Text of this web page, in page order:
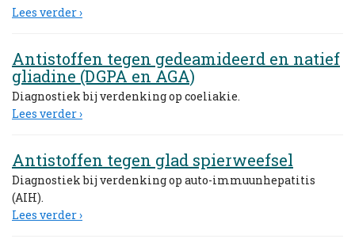
Lees verder ›
Antistoffen tegen gedeamideerd en natief
gliadine (DGPA en AGA)
Diagnostiek bij verdenking op coeliakie.
Lees verder ›
Antistoffen tegen glad spierweefsel
Diagnostiek bij verdenking op auto-immuunhepatitis
(AIH).
Lees verder ›